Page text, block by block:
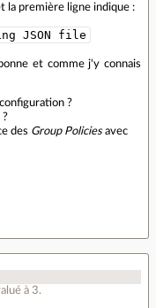
la première ligne indique :
JSON file
et comme j'y connais
?
?
des Group Policiesavec
à 3.